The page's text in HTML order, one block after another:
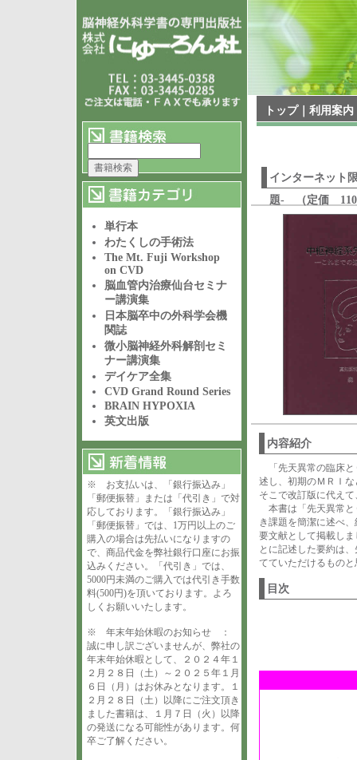
単行本
わたくしの手術法
The Mt. Fuji Workshop
on CVD
脳血管内治療仙台セミナ
ー講演集
日本脳卒中の外科学会機
関誌
微小脳神経外科解剖セミ
ナー講演集
デイケア全集
CVD Grand Round Series
BRAIN HYPOXIA
英文出版
※ お支払いは、「銀行振込み」
「郵便振替」または「代引き」で対
応しております。「銀行振込み」
「郵便振替」では、1万円以上のご
購入の場合は先払いになりますの
で、商品代金を弊社銀行口座にお振
込みください。「代引き」では、
5000円未満のご購入では代引き手数
料(500円)を頂いております。よろ
しくお願いいたします。
※ 年末年始休暇のお知らせ ：
誠に申し訳ございませんが、弊社の
年末年始休暇として、２０２４年１
２月２８日（土）～２０２５年１月
６日（月）はお休みとなります。１
２月２８日（土）以降にご注文頂き
ました書籍は、１月７日（火）以降
の発送になる可能性があります。何
卒ご了解ください。
トップ｜ 利用案内
インターネット
題- （定価
内容紹介
「先天異常の臨床
述し、初期のＭＲＩ
そこで改訂版に代え
本書は「先天異常と
き課題を簡潔に述べ
要文献として掲載し
とに記述した要約は
てていただけるもの
目次